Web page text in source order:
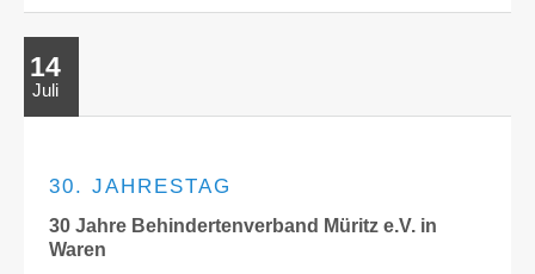
14
Juli
30. JAHRESTAG
30 Jahre Behindertenverband Müritz e.V. in
Waren